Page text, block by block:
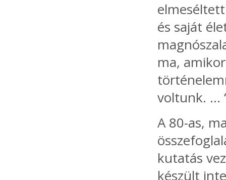
és saját
ma,
voltunk. …
A 80-as,
kutatás
készült